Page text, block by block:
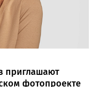
приглашают
фотопроекте